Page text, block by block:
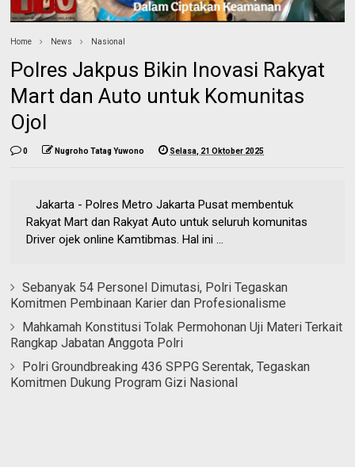
Home News Nasional
Polres Jakpus Bikin Inovasi Rakyat
Mart dan Auto untuk Komunitas
Ojol
0 Nugroho Tatag Yuwono Selasa, 21 Oktober 2025
Jakarta - Polres Metro Jakarta Pusat membentuk
Rakyat Mart dan Rakyat Auto untuk seluruh komunitas
Driver ojek online Kamtibmas. Hal ini ...
Sebanyak 54 Personel Dimutasi, Polri Tegaskan
Komitmen Pembinaan Karier dan Profesionalisme
Mahkamah Konstitusi Tolak Permohonan Uji Materi Terkait
Rangkap Jabatan Anggota Polri
Polri Groundbreaking 436 SPPG Serentak, Tegaskan
Komitmen Dukung Program Gizi Nasional